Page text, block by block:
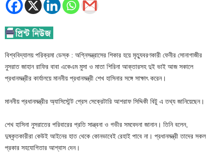
বিশ্ববিদ্যালয় পরিক্রমা ডেস্ক : অগ্নিসন্ত্রাসের শিকার হয়ে মৃত্যুবরণকারী ফেনীর সোনাগাজীর
নুসরাত জাহান রাফির বাবা একেএম মুসা ও মাতা শিরিনা আক্তারসহ দুই ভাই আজ সকালে
প্রধানমন্ত্রীর কার্যালয়ে মাননীয় প্রধানমন্ত্রী শেখ হাসিনার সঙ্গে সাক্ষাৎ করেন।
মাননীয় প্রধানমন্ত্রীর অ্যাসিস্টেন্ট প্রেস সেক্রেটারি আশরাফ সিদ্দিকী বিটু এ তথ্য জানিয়েছেন।
শেখ হাসিনা নুসরাতের পরিবারের প্রতি সান্ত্বনা ও গভীর সমবেদনা জানান। তিনি বলেন,
দুষ্কৃতকারীরা কেউই আইনের হাত থেকে কোনভাবেই রেহাই পাবে না। প্রধানমন্ত্রী তাদের সকল
প্রকার সহযোগিতার আশ্বাস দেন।